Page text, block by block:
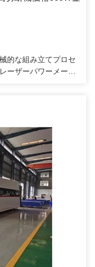
的な組み立てプロセ
ーザーパワーメータ